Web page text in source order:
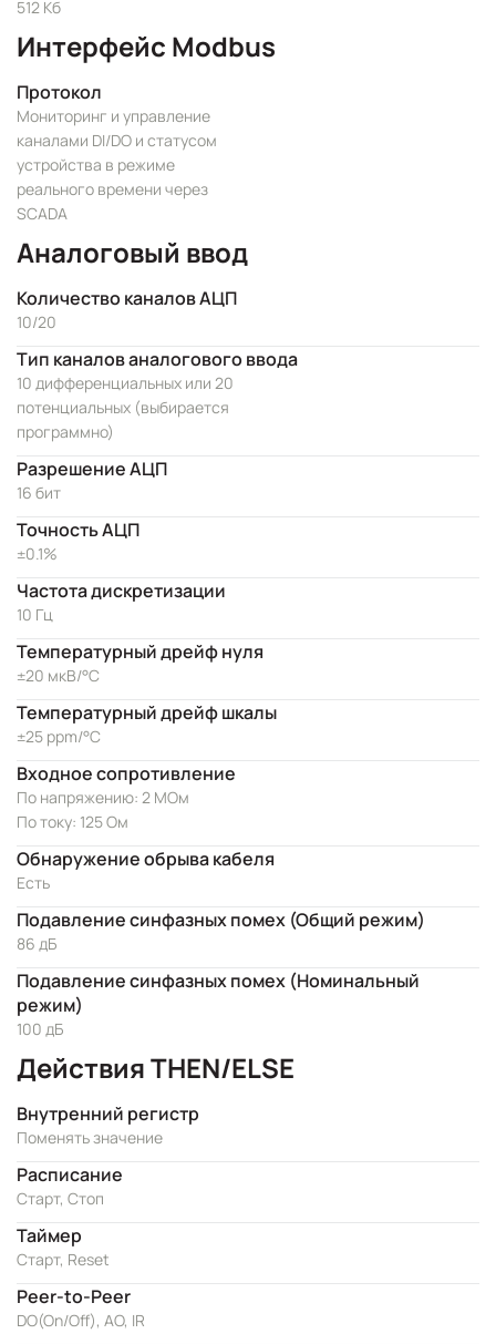
512 Kб
Интерфейс Modbus
Протокол
Мониторинг и управление
каналами DI/DO и статусом
устройства в режиме
реального времени через
SCADA
Аналоговый ввод
Количество каналов АЦП
10/20
Тип каналов аналогового ввода
10 дифференциальных или 20
потенциальных (выбирается
программно)
Разрешение АЦП
16 бит
Точность АЦП
±0.1%
Частота дискретизации
10 Гц
Температурный дрейф нуля
±20 мкВ/°C
Температурный дрейф шкалы
±25 ppm/°C
Входное сопротивление
По напряжению: 2 МОм
По току: 125 Ом
Обнаружение обрыва кабеля
Есть
Подавление синфазных помех (Общий режим)
86 дБ
Подавление синфазных помех (Номинальный
режим)
100 дБ
Действия THEN/ELSE
Внутренний регистр
Поменять значение
Расписание
Старт, Стоп
Таймер
Старт, Reset
Peer-to-Peer
DO(On/Off), AO, IR